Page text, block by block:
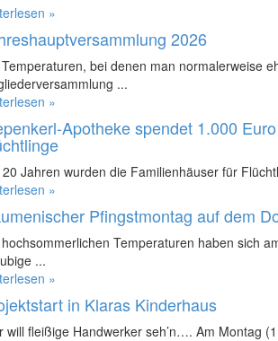
»
2026
Temperaturen, bei denen man normalerweise
...
»
Apotheke spendet 1.000
20 Jahren wurden die Familienhäuser für
»
Pfingstmontag auf dem
hochsommerlichen Temperaturen haben sich
...
»
in Klaras Kinderhaus
will fleißige Handwerker seh’n…. Am Montag